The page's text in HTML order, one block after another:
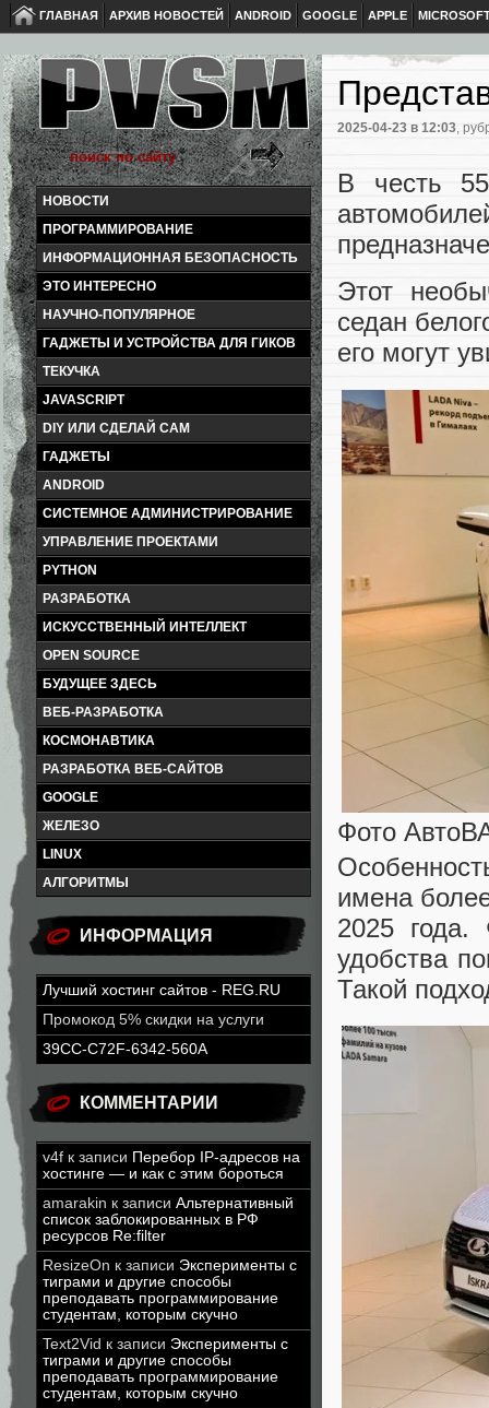
ГЛАВНАЯ АРХИВ НОВОСТЕЙ ANDROID GOOGLE APPLE
НОВОСТИ
ПРОГРАММИРОВАНИЕ
ИНФОРМАЦИОННАЯ БЕЗОПАСНОСТЬ
ЭТО ИНТЕРЕСНО
НАУЧНО-ПОПУЛЯРНОЕ
ГАДЖЕТЫ И УСТРОЙСТВА ДЛЯ ГИКОВ
ТЕКУЧКА
JAVASCRIPT
DIY ИЛИ СДЕЛАЙ САМ
ГАДЖЕТЫ
ANDROID
СИСТЕМНОЕ АДМИНИСТРИРОВАНИЕ
УПРАВЛЕНИЕ ПРОЕКТАМИ
PYTHON
РАЗРАБОТКА
ИСКУССТВЕННЫЙ ИНТЕЛЛЕКТ
OPEN SOURCE
БУДУЩЕЕ ЗДЕСЬ
ВЕБ-РАЗРАБОТКА
КОСМОНАВТИКА
РАЗРАБОТКА ВЕБ-САЙТОВ
GOOGLE
ЖЕЛЕЗО
LINUX
АЛГОРИТМЫ
ИНФОРМАЦИЯ
Лучший хостинг сайтов - REG.RU
Промокод 5% скидки на услуги
39CC-C72F-6342-560A
КОММЕНТАРИИ
v4f к записи Перебор IP-адресов на
хостинге — и как с этим бороться
amarakin к записи Альтернативный
список заблокированных в РФ
ресурсов Re:filter
ResizeOn к записи Эксперименты с
тиграми и другие способы
преподавать программирование
студентам, которым скучно
Text2Vid к записи Эксперименты с
тиграми и другие способы
преподавать программирование
студентам, которым скучно
2025-04-23 в 12:03,
В честь
Этот
седан
его могут
Фото
имена
2025
удобства
Такой